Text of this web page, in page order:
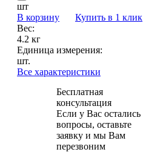
шт
В корзину
Купить в 1 клик
Вес:
4.2 кг
Единица измерения:
шт.
Все характеристики
Бесплатная
консультация
Если у Вас остались
вопросы, оставьте
заявку и мы Вам
перезвоним